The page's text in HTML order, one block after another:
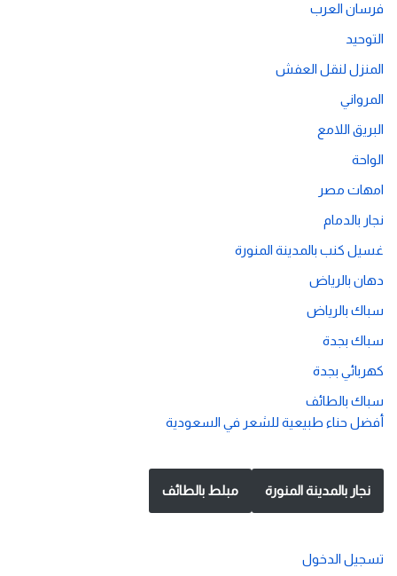
فرسان العرب
التوحيد
المنزل لنقل العفش
المرواني
البريق اللامع
الواحة
امهات مصر
نجار بالدمام
غسيل كنب بالمدينة المنورة
دهان بالرياض
سباك بالرياض
سباك بجدة
كهربائي بجدة
سباك بالطائف
أفضل حناء طبيعية للشعر في السعودية
نجار بالمدينة المنورة مبلط بالطائف
تسجيل الدخول